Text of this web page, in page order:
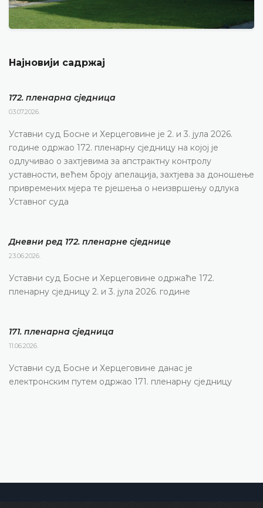
Најновији садржај
172. пленарна сједницa
03.07.2026.
Уставни суд Босне и Херцеговине је 2. и 3. јула 2026.
године одржао 172. пленарну сједницу на којој је
одлучивао о захтјевима за апстрактну контролу
уставности, већем броју апелација, захтјева за доношење
привремених мјера те рјешења о неизвршењу одлука
Уставног суда
Дневни ред 172. пленарне сједнице
23.06.2026.
Уставни суд Босне и Херцеговине одржаће 172.
пленарну сједницу 2. и 3. јула 2026. године
171. пленарна сједницa
11.06.2026.
Уставни суд Босне и Херцеговине данас је
електронским путем одржао 171. пленарну сједницу